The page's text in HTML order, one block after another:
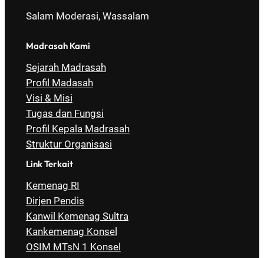
Salam Moderasi, Wassalam
Madrasah Kami
Sejarah Madrasah
Profil Madasah
Visi & Misi
Tugas dan Fungsi
Profil Kepala Madrasah
Struktur Organisasi
Link Terkait
Kemenag RI
Dirjen Pendis
Kanwil Kemenag Sultra
Kankemenag Konsel
OSIM MTsN 1 Konsel